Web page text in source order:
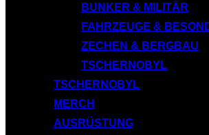
BUNKER & MILITÄR
FAHRZEUGE &
ZECHEN & BERGBAU
TSCHERNOBYL
TSCHERNOBYL
MERCH
AUSRÜSTUNG